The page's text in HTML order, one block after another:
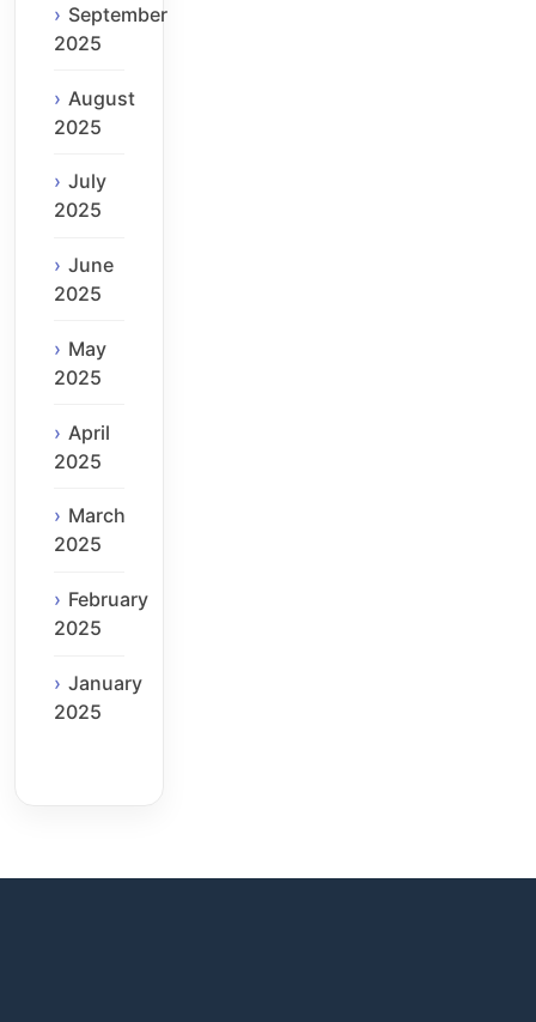
September
2025
August
2025
July
2025
June
2025
May
2025
April
2025
March
2025
February
2025
January
2025